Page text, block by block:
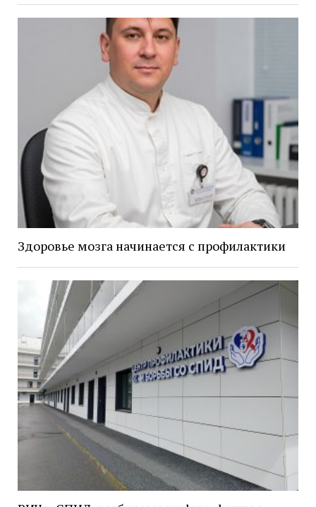
Здоровье мозга начинается с профилактики